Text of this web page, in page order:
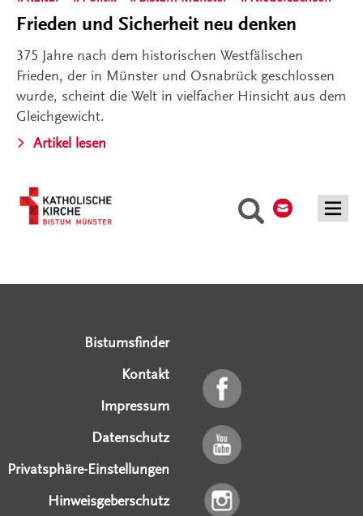
Suche
Frieden und Sicherheit neu denken
375 Jahre nach dem historischen Westfälischen
Frieden, der in Münster und Osnabrück geschlossen
wurde, scheint die Welt in vielfacher Hinsicht aus dem
Gleichgewicht.
Artikel lesen
Bistumsfinder
Kontakt
Impressum
Datenschutz
Privatsphäre-Einstellungen
Hinweisgeberschutz